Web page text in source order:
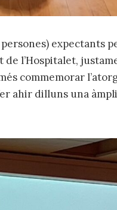
expectants
l’Hospitalet,
commemorar
ahir dilluns una